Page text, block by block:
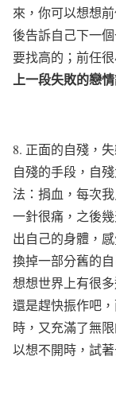
來，你可以想想
後告訴自己下一
要找高的；前任
上一段失敗的戀
8. 正面的自殘，
自殘的手段，自
法：捐血，每次
一針很痛，之後
出自己的身體，
換掉一部分舊的
想想世界上有很
還是趕快振作吧
時，又充滿了無
以想不開時，試著